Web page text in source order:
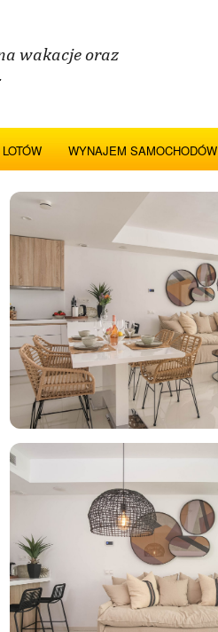
wakacje oraz
WYNAJEM SAMOCHODÓW